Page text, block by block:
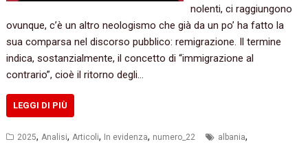
nolenti, ci raggiungono
ovunque, c’è un altro neologismo che già da un po’ ha fatto la
sua comparsa nel discorso pubblico: remigrazione. Il termine
indica, sostanzialmente, il concetto di “immigrazione al
contrario”, cioè il ritorno degli…
LEGGI DI PIÙ
2025,Analisi,Articoli, In evidenza, numero_22 albania,